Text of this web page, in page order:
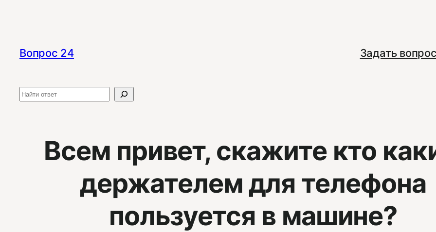
Вопрос 24
Задать
Поиск
Всем привет, скажите кто
держателем для телефона
пользуется в машине?